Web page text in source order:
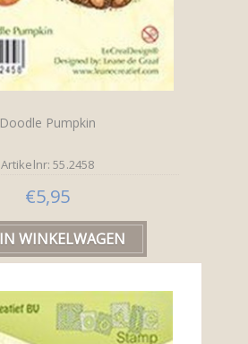
Doodle Pumpkin
Artikelnr: 55.2458
€5,95